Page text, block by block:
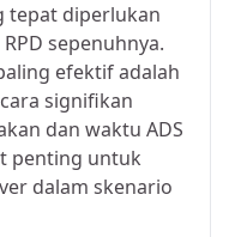
tepat diperlukan
sepenuhnya.
efektif adalah
signifikan
dan waktu ADS
penting untuk
dalam skenario